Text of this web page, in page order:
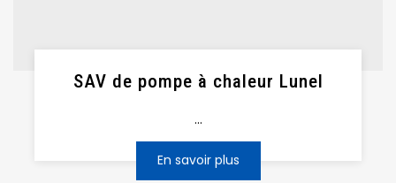
SAV de pompe à chaleur Lunel
...
En savoir plus